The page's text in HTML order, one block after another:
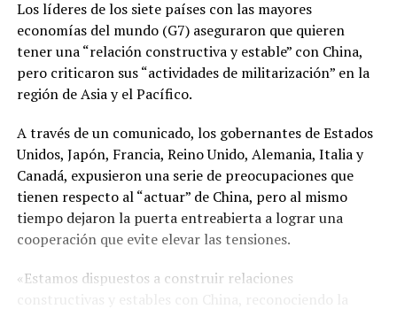
Los líderes de los siete países con las mayores
economías del mundo (G7) aseguraron que quieren
tener una “relación constructiva y estable” con China,
pero criticaron sus “actividades de militarización” en la
región de Asia y el Pacífico.
A través de un comunicado, los gobernantes de Estados
Unidos, Japón, Francia, Reino Unido, Alemania, Italia y
Canadá, expusieron una serie de preocupaciones que
tienen respecto al “actuar” de China, pero al mismo
tiempo dejaron la puerta entreabierta a lograr una
cooperación que evite elevar las tensiones.
«Estamos dispuestos a construir relaciones